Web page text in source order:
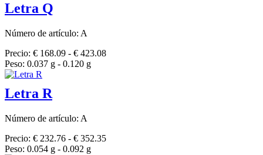
Letra Q
Número de artículo: A
Precio: € 168.09 - € 423.08
Peso: 0.037 g - 0.120 g
Letra R
Número de artículo: A
Precio: € 232.76 - € 352.35
Peso: 0.054 g - 0.092 g